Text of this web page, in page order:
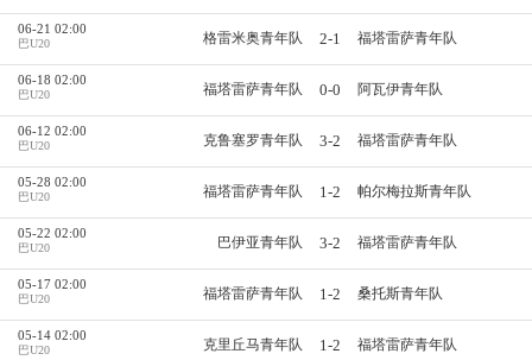
06-21 02:00
巴U20 格雷米奥青年队 2-1 福塔雷萨青年队
06-18 02:00
巴U20 福塔雷萨青年队 0-0 阿瓦伊青年队
06-12 02:00
巴U20 克鲁塞罗青年队 3-2 福塔雷萨青年队
05-28 02:00
巴U20 福塔雷萨青年队 1-2 帕尔梅拉斯青年队
05-22 02:00
巴U20 巴伊亚青年队 3-2 福塔雷萨青年队
05-17 02:00
巴U20 福塔雷萨青年队 1-2 桑托斯青年队
05-14 02:00
巴U20 克里丘马青年队 1-2 福塔雷萨青年队